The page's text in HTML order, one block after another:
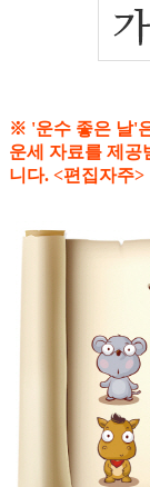
※ '운수 좋은 날'
운세 자료를 제공
니다. <편집자주>